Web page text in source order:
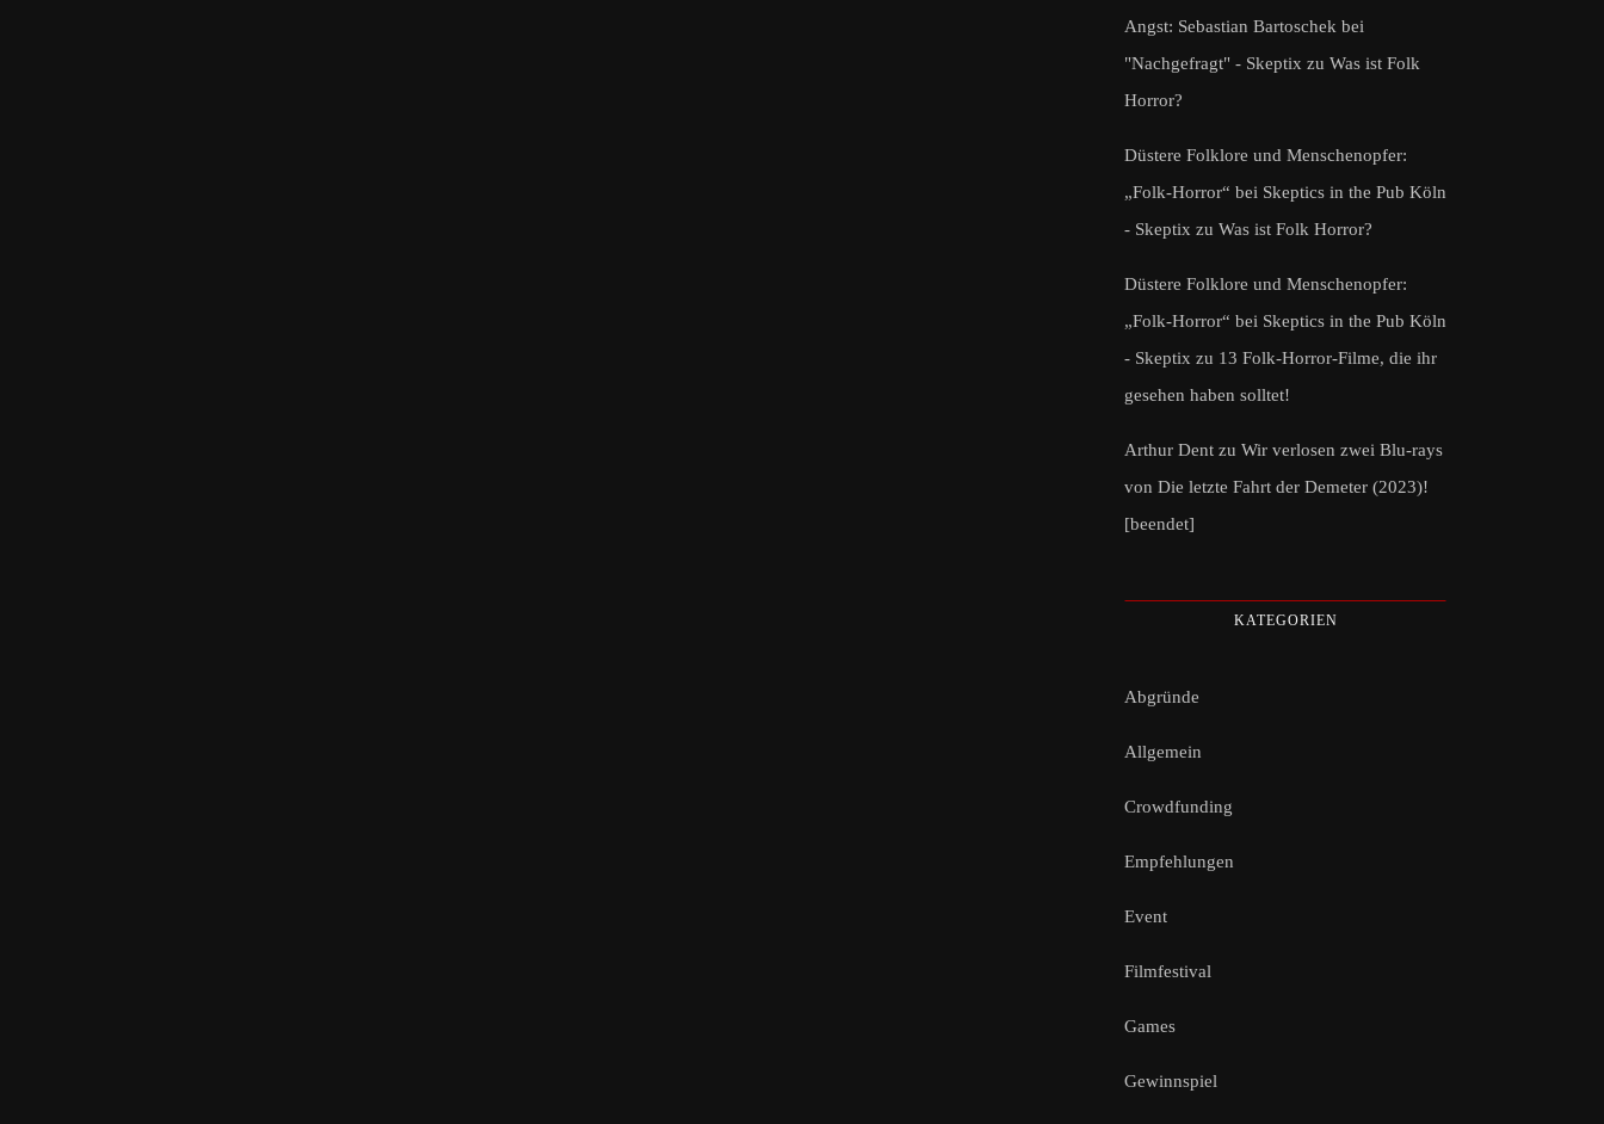
Angst: Sebastian Bartoschek bei
"Nachgefragt" - Skeptix zu Was ist Folk
Horror?
Düstere Folklore und Menschenopfer:
„Folk-Horror“ bei Skeptics in the Pub Köln
- Skeptix zu Was ist Folk Horror?
Düstere Folklore und Menschenopfer:
„Folk-Horror“ bei Skeptics in the Pub Köln
- Skeptix zu 13 Folk-Horror-Filme, die ihr
gesehen haben solltet!
Arthur Dent zu Wir verlosen zwei Blu-rays
von Die letzte Fahrt der Demeter (2023)!
[beendet]
KATEGORIEN
Abgründe
Allgemein
Crowdfunding
Empfehlungen
Event
Filmfestival
Games
Gewinnspiel